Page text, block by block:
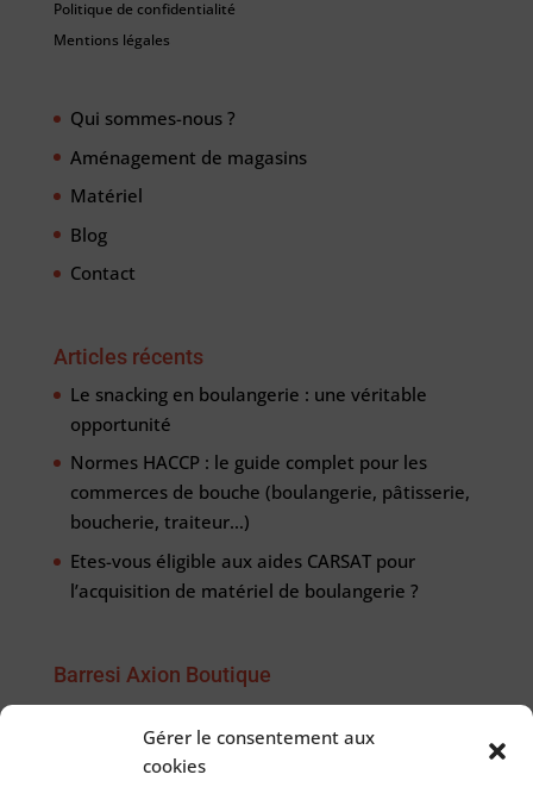
Gérer le consentement aux
cookies
Politique de confidentialité
Mentions légales
Qui sommes-nous ?
Aménagement de magasins
Matériel
Blog
Contact
Articles récents
Le snacking en boulangerie : une véritable
opportunité
Normes HACCP : le guide complet pour les
commerces de bouche (boulangerie, pâtisserie,
boucherie, traiteur…)
Etes-vous éligible aux aides CARSAT pour
l’acquisition de matériel de boulangerie ?
Barresi Axion Boutique
Du lundi au vendredi
de 8h00 à 17h00.
03 21 07 55 20